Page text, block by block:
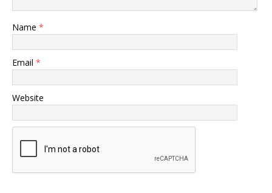
Name *
Email *
Website